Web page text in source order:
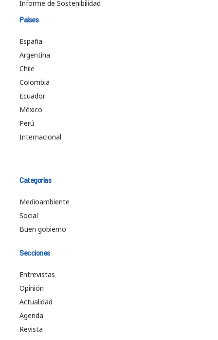
Informe de Sostenibilidad
Países
España
Argentina
Chile
Colombia
Ecuador
México
Perú
Internacional
Categorías
Medioambiente
Social
Buen gobierno
Secciones
Entrevistas
Opinión
Actualidad
Agenda
Revista